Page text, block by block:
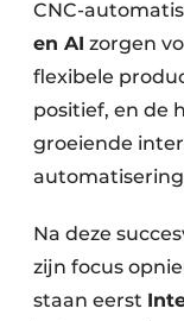
CNC-
en AI zorgen
flexibele
positief, en de
groeiende
Na deze
zijn focus
staan eerst